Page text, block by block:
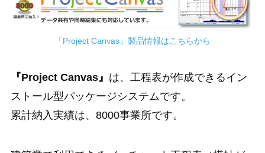
「Project Canvas」製品情報はこちらから
『Project Canvas』 は、工程表が作成できるイン
ストール型パッケージシステムです。
累計納入実績は、8000事業所です。